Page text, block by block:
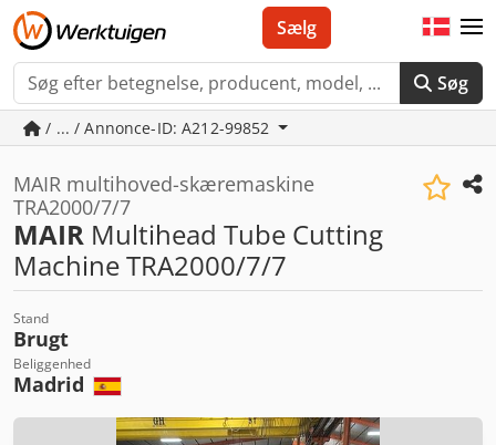
Søg
Sælg
/ ... / Annonce-ID: A212-99852
MAIR multihoved-skæremaskine
TRA2000/7/7
MAIR Multihead Tube Cutting
Machine TRA2000/7/7
Stand
Brugt
Beliggenhed
Madrid